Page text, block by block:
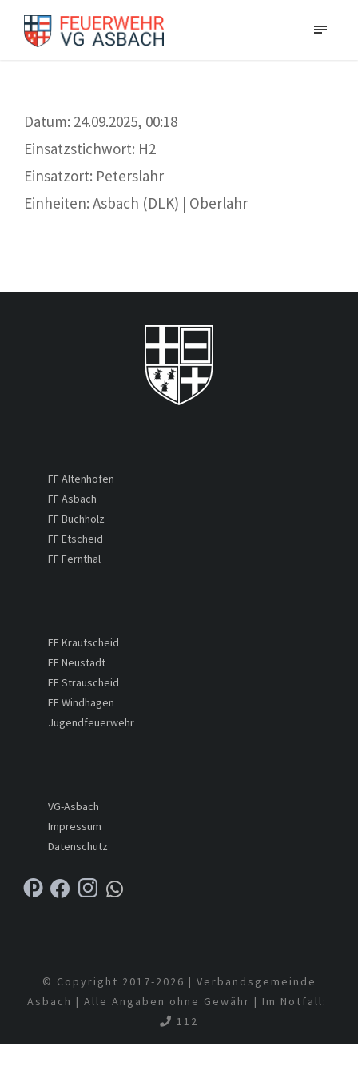
Datum: 24.09.2025, 00:18
Einsatzstichwort: H2
Einsatzort: Peterslahr
Einheiten: Asbach (DLK) | Oberlahr
FF Altenhofen
FF Asbach
FF Buchholz
FF Etscheid
FF Fernthal
FF Krautscheid
FF Neustadt
FF Strauscheid
FF Windhagen
Jugendfeuerwehr
VG-Asbach
Impressum
Datenschutz
© Copyright 2017-2026 | Verbandsgemeinde
Asbach | Alle Angaben ohne Gewähr | Im Notfall:
112